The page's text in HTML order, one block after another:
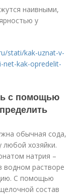
наивными,
у
stati/kak-uznat-v-
net-kak-opredelit-
с помощью
обычная сода,
любой хозяйки.
натрия –
водном растворе
С помощью
состав